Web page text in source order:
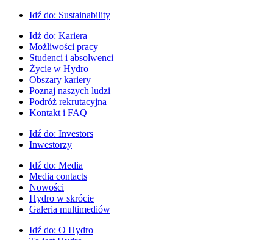
Idź do: Sustainability
Idź do: Kariera
Możliwości pracy
Studenci i absolwenci
Życie w Hydro
Obszary kariery
Poznaj naszych ludzi
Podróż rekrutacyjna
Kontakt i FAQ
Idź do: Investors
Inwestorzy
Idź do: Media
Media contacts
Nowości
Hydro w skrócie
Galeria multimediów
Idź do: O Hydro